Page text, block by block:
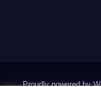
Proudly powered by